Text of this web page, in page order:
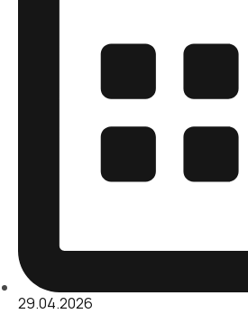
29.04.2026